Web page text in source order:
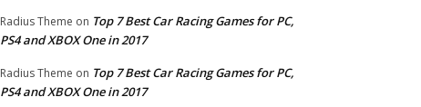
Radius Theme on Top 7 Best Car Racing Games for PC,
PS4 and XBOX One in 2017
Radius Theme on Top 7 Best Car Racing Games for PC,
PS4 and XBOX One in 2017